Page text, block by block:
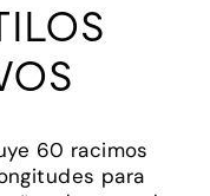
60 racimos
para